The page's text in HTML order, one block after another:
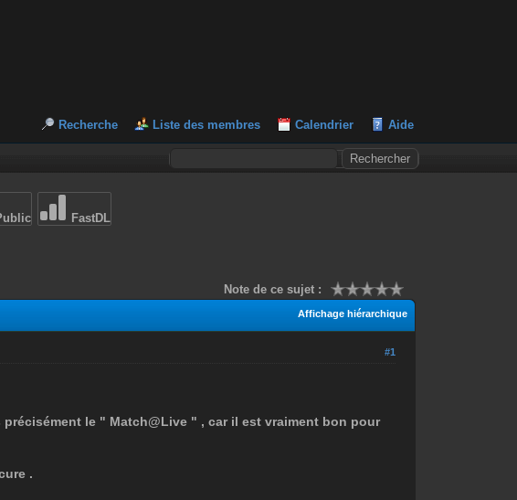
Recherche Liste des membres Calendrier Aide
FastDL
Note de ce sujet :
Affichage hiérarchique
#1
le " Match@Live " , car il est vraiment bon pour
.